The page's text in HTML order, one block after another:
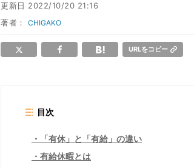
更新日 2022/10/20 21:16
著者：CHIGAKO
URLをコピー
目次
「有休」と「有給」の違い
有給休暇とは